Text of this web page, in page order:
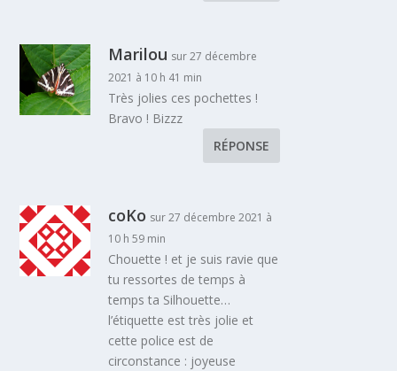
Marilou sur 27 décembre
2021 à 10 h 41 min
Très jolies ces pochettes !
Bravo ! Bizzz
RÉPONSE
coKo sur 27 décembre 2021 à
10 h 59 min
Chouette ! et je suis ravie que
tu ressortes de temps à
temps ta Silhouette…
l’étiquette est très jolie et
cette police est de
circonstance : joyeuse